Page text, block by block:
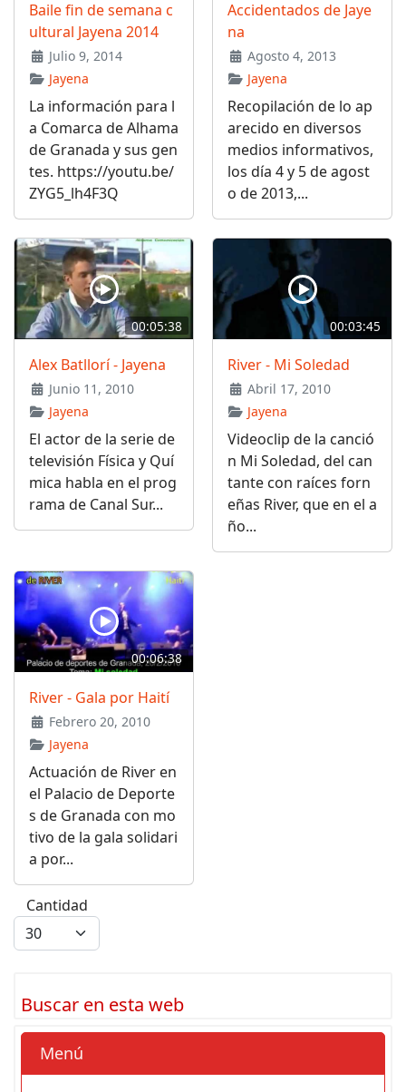
Baile fin de semana c
ultural Jayena 2014
Julio 9, 2014
Jayena
La información para l
a Comarca de Alhama
de Granada y sus gen
tes. https://youtu.be/
ZYG5_lh4F3Q
Accidentados de Jaye
na
Agosto 4, 2013
Jayena
Recopilación de lo ap
arecido en diversos
medios informativos,
los día 4 y 5 de agost
o de 2013,...
00:05:38
Alex Batllorí - Jayena
Junio 11, 2010
Jayena
El actor de la serie de
televisión Física y Quí
mica habla en el prog
rama de Canal Sur...
00:03:45
River - Mi Soledad
Abril 17, 2010
Jayena
Videoclip de la canció
n Mi Soledad, del can
tante con raíces forn
eñas River, que en el a
ño...
00:06:38
River - Gala por Haití
Febrero 20, 2010
Jayena
Actuación de River en
el Palacio de Deporte
s de Granada con mo
tivo de la gala solidari
a por...
Cantidad
Buscar en esta web
Menú